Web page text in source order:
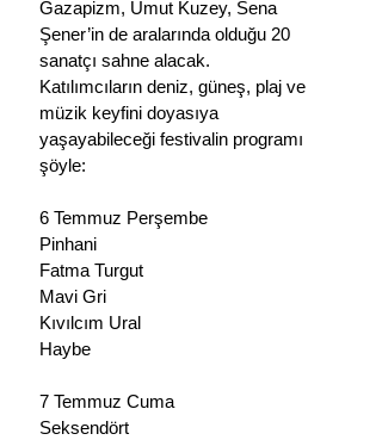
Gazapizm, Umut Kuzey, Sena
Şener’in de aralarında olduğu 20
sanatçı sahne alacak.
Katılımcıların deniz, güneş, plaj ve
müzik keyfini doyasıya
yaşayabileceği festivalin programı
şöyle:
6 Temmuz Perşembe
Pinhani
Fatma Turgut
Mavi Gri
Kıvılcım Ural
Haybe
7 Temmuz Cuma
Seksendört